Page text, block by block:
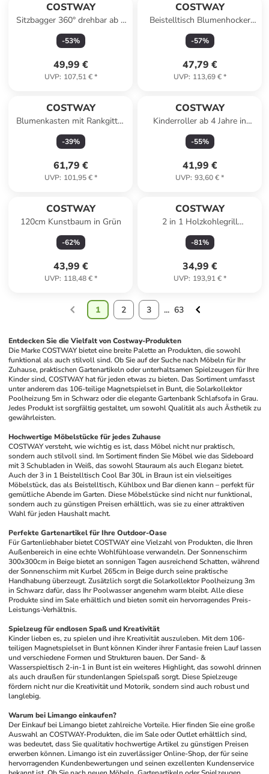
COSTWAY
Sitzbagger 360° drehbar ab 3
Jahren in Gelb
-53%
49,99 €
UVP: 107,51 €*
COSTWAY
Beistelltisch Blumenhocker
2in1 in Blau
-57%
47,79 €
UVP: 113,69 €*
COSTWAY
Blumenkasten mit Rankgitter
63 x 31 x 112 cm in Schwarz
-39%
61,79 €
UVP: 101,95 €*
COSTWAY
Kinderroller ab 4 Jahre in
Hellblau
-55%
41,99 €
UVP: 93,60 €*
COSTWAY
120cm Kunstbaum in Grün
-62%
43,99 €
UVP: 118,48 €*
COSTWAY
2 in 1 Holzkohlegrill
Feuerstelle 77x74x38cm in
Schwarz
-81%
34,99 €
UVP: 193,91 €*
1 2 3 ... 63
Entdecken Sie die Vielfalt von Costway-Produkten
Die Marke COSTWAY bietet eine breite Palette an Produkten, die sowohl
funktional als auch stilvoll sind. Ob Sie auf der Suche nach Möbeln für Ihr
Zuhause, praktischen Gartenartikeln oder unterhaltsamen Spielzeugen für Ihre
Kinder sind, COSTWAY hat für jeden etwas zu bieten. Das Sortiment umfasst
unter anderem das 106-teilige Magnetspielset in Bunt, die Solarkollektor
Poolheizung 5m in Schwarz oder die elegante Gartenbank Schlafsofa in Grau.
Jedes Produkt ist sorgfältig gestaltet, um sowohl Qualität als auch Ästhetik zu
gewährleisten.
Hochwertige Möbelstücke für jedes Zuhause
COSTWAY versteht, wie wichtig es ist, dass Möbel nicht nur praktisch,
sondern auch stilvoll sind. Im Sortiment finden Sie Möbel wie das Sideboard
mit 3 Schubladen in Weiß, das sowohl Stauraum als auch Eleganz bietet.
Auch der 3 in 1 Beistelltisch Cool Bar 30L in Braun ist ein vielseitiges
Möbelstück, das als Beistelltisch, Kühlbox und Bar dienen kann – perfekt für
gemütliche Abende im Garten. Diese Möbelstücke sind nicht nur funktional,
sondern auch zu günstigen Preisen erhältlich, was sie zu einer attraktiven
Wahl für jeden Haushalt macht.
Perfekte Gartenartikel für Ihre Outdoor-Oase
Für Gartenliebhaber bietet COSTWAY eine Vielzahl von Produkten, die Ihren
Außenbereich in eine echte Wohlfühloase verwandeln. Der Sonnenschirm
300x300cm in Beige bietet an sonnigen Tagen ausreichend Schatten, während
der Sonnenschirm mit Kurbel 265cm in Beige durch seine praktische
Handhabung überzeugt. Zusätzlich sorgt die Solarkollektor Poolheizung 3m
in Schwarz dafür, dass Ihr Poolwasser angenehm warm bleibt. Alle diese
Produkte sind im Sale erhältlich und bieten somit ein hervorragendes Preis-
Leistungs-Verhältnis.
Spielzeug für endlosen Spaß und Kreativität
Kinder lieben es, zu spielen und ihre Kreativität auszuleben. Mit dem 106-
teiligen Magnetspielset in Bunt können Kinder ihrer Fantasie freien Lauf lassen
und verschiedene Formen und Strukturen bauen. Der Sand- &
Wasserspieltisch 2-in-1 in Bunt ist ein weiteres Highlight, das sowohl drinnen
als auch draußen für stundenlangen Spielspaß sorgt. Diese Spielzeuge
fördern nicht nur die Kreativität und Motorik, sondern sind auch robust und
langlebig.
Warum bei Limango einkaufen?
Der Einkauf bei Limango bietet zahlreiche Vorteile. Hier finden Sie eine große
Auswahl an COSTWAY-Produkten, die im Sale oder Outlet erhältlich sind,
was bedeutet, dass Sie qualitativ hochwertige Artikel zu günstigen Preisen
erwerben können. Limango ist ein zuverlässiger Online-Shop, der für seine
hervorragenden Kundenbewertungen und seinen exzellenten Kundenservice